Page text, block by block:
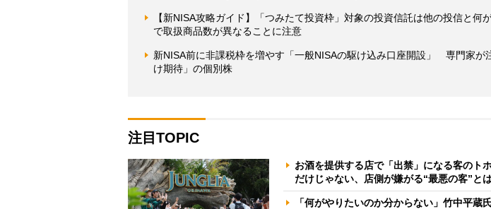
【新NISA攻略ガイド】「つみたて投資枠」対象の投資信託は他の投信と
で取扱商品数が異なることに注意
新NISA前に非課税枠を増やす「一般NISAの駆け込み口座開設」 専門家が
け期待」の個別株
注目TOPIC
お酒を提供する店で「出禁」になる客の
だけじゃない、店側が嫌がる“最悪の客”と
「何がやりたいのか分からない」竹中平蔵